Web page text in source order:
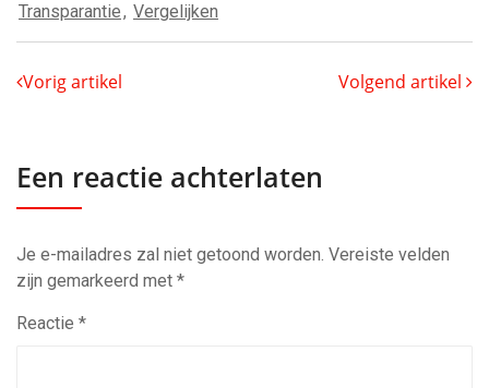
Transparantie, Vergelijken
Vorig artikel Volgend artikel
Een reactie achterlaten
Je e-mailadres zal niet getoond worden. Vereiste velden
zijn gemarkeerd met *
Reactie *